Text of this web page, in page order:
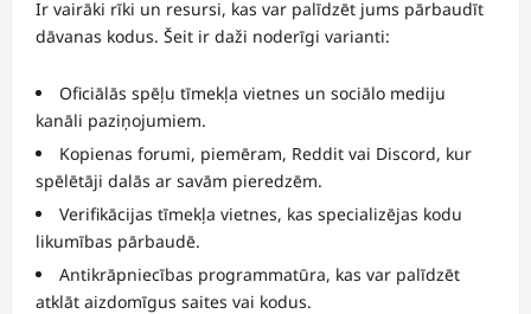
Ir vairāki rīki un resursi, kas var palīdzēt jums pārbaudīt
dāvanas kodus. Šeit ir daži noderīgi varianti:
Oficiālās spēļu tīmekļa vietnes un sociālo mediju
kanāli paziņojumiem.
Kopienas forumi, piemēram, Reddit vai Discord, kur
spēlētāji dalās ar savām pieredzēm.
Verifikācijas tīmekļa vietnes, kas specializējas kodu
likumības pārbaudē.
Antikrāpniecības programmatūra, kas var palīdzēt
atklāt aizdomīgus saites vai kodus.